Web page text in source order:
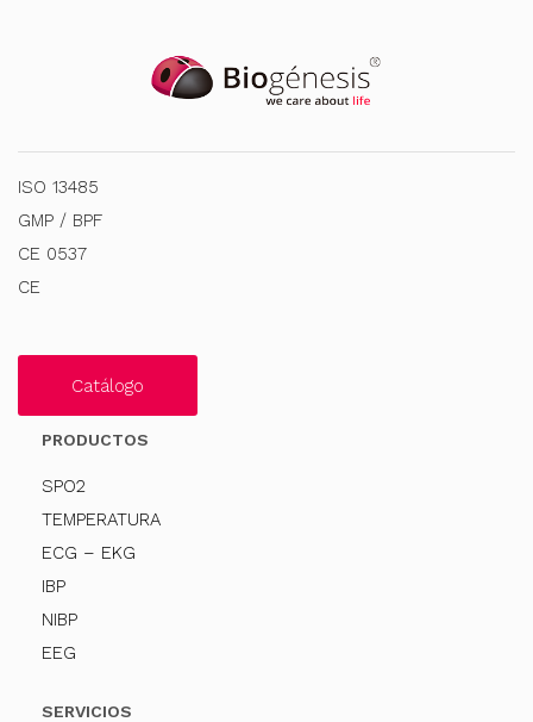
ISO 13485
GMP / BPF
CE 0537
CE
Catálogo
PRODUCTOS
SPO2
TEMPERATURA
ECG – EKG
IBP
NIBP
EEG
SERVICIOS